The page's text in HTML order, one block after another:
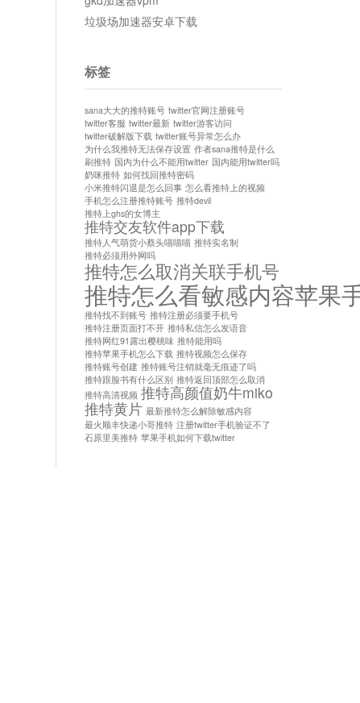
垃圾场加速器安卓下载
标签
sana大大的推特账号 twitter官网注册账号
twitter客服 twitter最新 twitter游客访问
twitter破解版下载 twitter账号异常怎么办
为什么我推特无法保存设置 作者sana推特是什么
刷推特 国内为什么不能用twitter 国内能用twitter吗
奶咪推特 如何找回推特密码
小米推特闪退是怎么回事 怎么看推特上的视频
手机怎么注册推特账号 推特devil
推特上ghs的女博主
推特交友软件app下载
推特人气萌货小蔡头喵喵喵 推特实名制
推特必须用外网吗
推特怎么取消关联手机号
推特怎么看敏感内容苹果
推特找不到账号 推特注册必须要手机号
推特注册页面打不开 推特私信怎么发语音
推特网红91露出樱桃味 推特能用吗
推特苹果手机怎么下载 推特视频怎么保存
推特账号创建 推特账号注销就毫无痕迹了吗
推特跟脸书有什么区别 推特返回顶部怎么取消
推特高清视频 推特高颜值奶牛miko
推特黄片 最新推特怎么解除敏感内容
最火顺丰快递小哥推特 注册twitter手机验证不了
石原里美推特 苹果手机如何下载twitter